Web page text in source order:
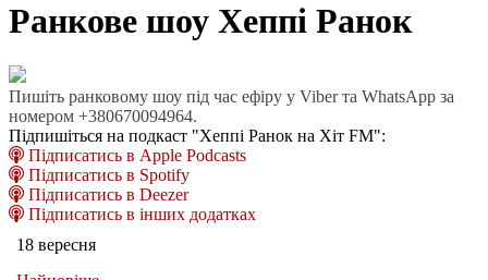
Ранкове шоу Хеппі Ранок
Пишіть ранковому шоу під час ефіру у Viber та WhatsApp за
номером +380670094964.
Підпишіться на подкаст "Хеппі Ранок на Хіт FM":
Підписатись в Apple Podcasts
Підписатись в Spotify
Підписатись в Deezer
Підписатись в інших додатках
18 вересня